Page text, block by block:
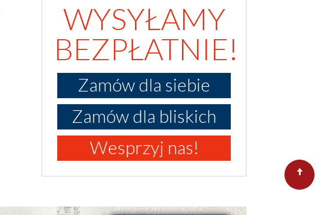
WYSYŁAMY
BEZPŁATNIE!
Zamów dla siebie
Zamów dla bliskich
Wesprzyj nas!